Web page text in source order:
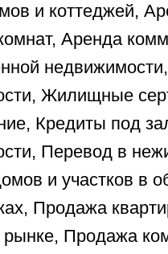
и коттеджей,
Аренда
Жилищные
Кредиты под
Перевод в
и участков в
Продажа
рынке, Продажа